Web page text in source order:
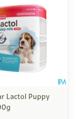
Lactol Puppy